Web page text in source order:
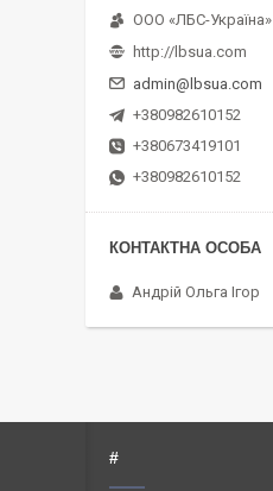
ООО «ЛБС-Україна»
http://lbsua.com
admin@lbsua.com
+380982610152
+380673419101
+380982610152
Андрій Ольга Ігор
#